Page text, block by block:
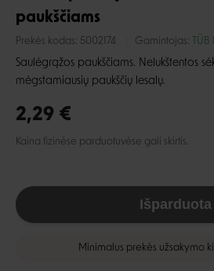
paukščiams
Prekės kodas: 5002174 Gamintojas:
Saulėgrąžos paukščiams. Nelukštentos
mėgstamiausių paukščių lesalų.
2,29 €
Kaina fizinėse parduotuvėse gali skirtis.
Išparduota
Minimalus prekės užsakymo